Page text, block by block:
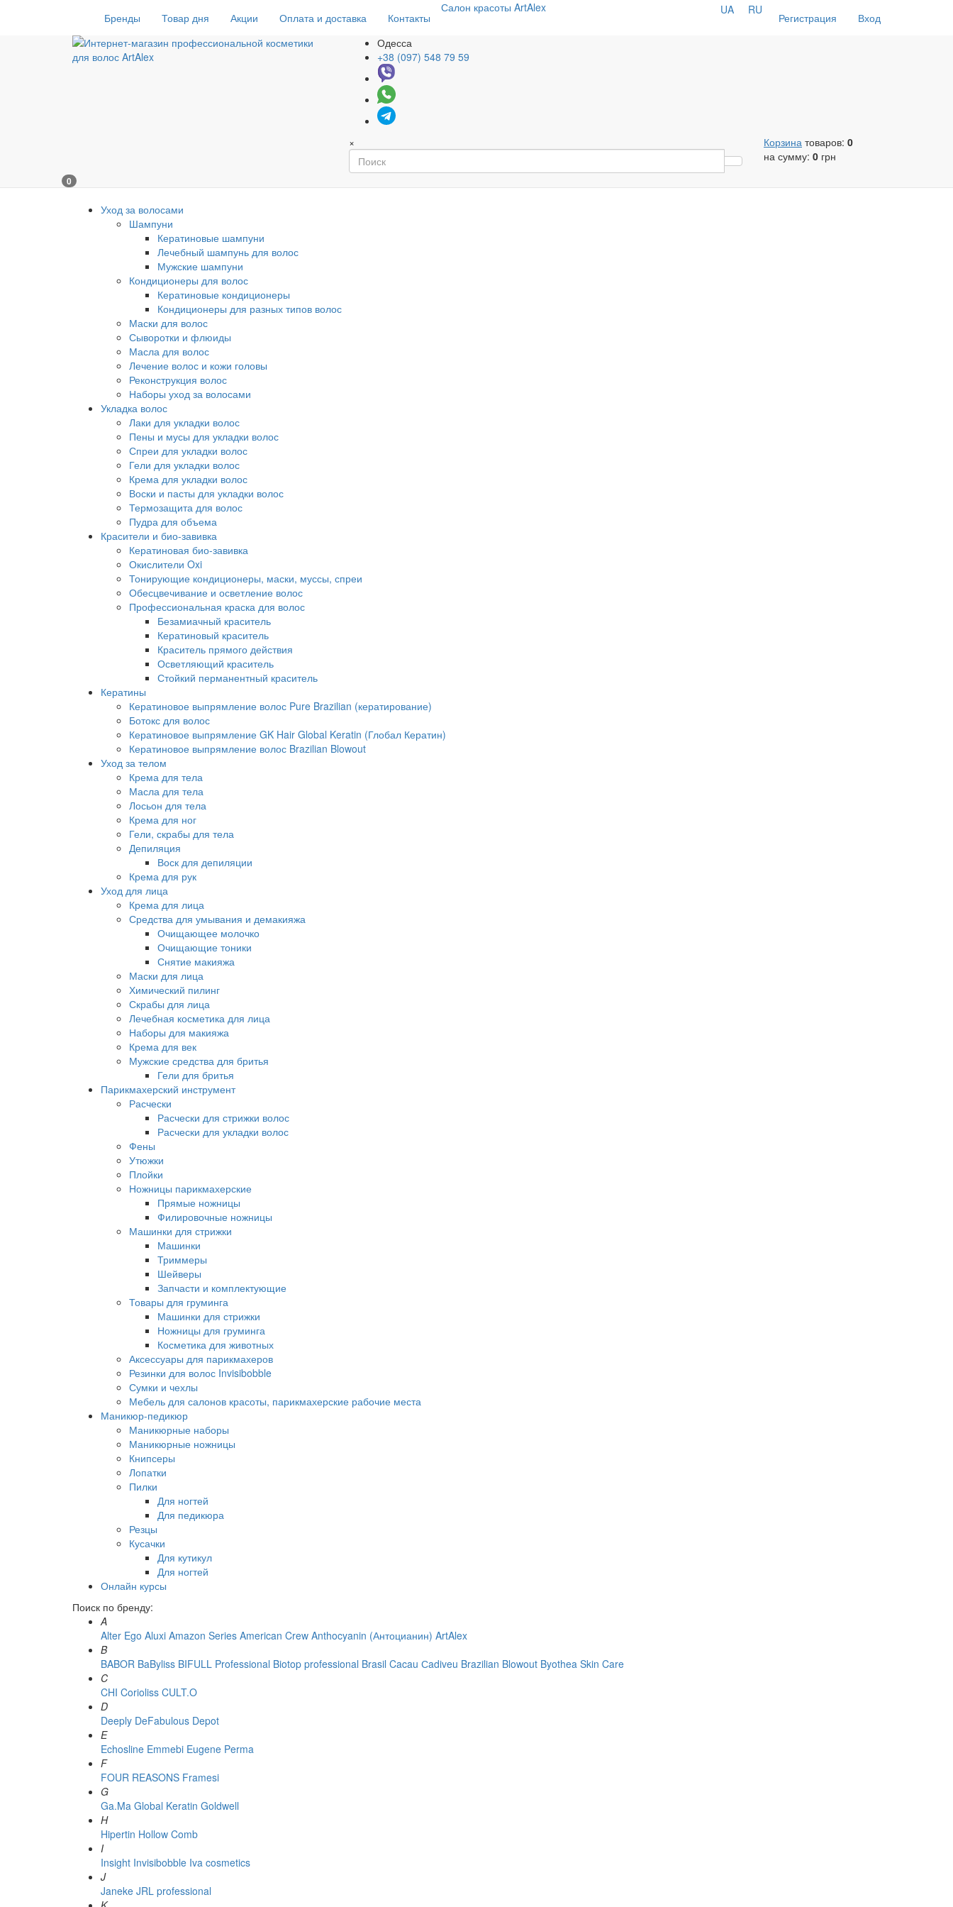
Бренды Товар дня Акции Оплата и доставка Контакты
Салон красоты ArtAlex
Регистрация Вход
UA RU
Одесса
+38 (097) 548 79 59
× Корзина товаров: 0
на сумму: 0 грн
0
Уход за волосами
Шампуни
Кератиновые шампуни
Лечебный шампунь для волос
Мужские шампуни
Кондиционеры для волос
Кератиновые кондиционеры
Кондиционеры для разных типов волос
Маски для волос
Сыворотки и флюиды
Масла для волос
Лечение волос и кожи головы
Реконструкция волос
Наборы уход за волосами
Укладка волос
Лаки для укладки волос
Пены и мусы для укладки волос
Спреи для укладки волос
Гели для укладки волос
Крема для укладки волос
Воски и пасты для укладки волос
Термозащита для волос
Пудра для объема
Красители и био-завивка
Кератиновая био-завивка
Окислители Oxi
Тонирующие кондиционеры, маски, муссы, спреи
Обесцвечивание и осветление волос
Профессиональная краска для волос
Безамиачный краситель
Кератиновый краситель
Краситель прямого действия
Осветляющий краситель
Стойкий перманентный краситель
Кератины
Кератиновое выпрямление волос Pure Brazilian (кератирование)
Ботокс для волос
Кератиновое выпрямление GK Hair Global Keratin (Глобал Кератин)
Кератиновое выпрямление волос Brazilian Blowout
Уход за телом
Крема для тела
Масла для тела
Лосьон для тела
Крема для ног
Гели, скрабы для тела
Депиляция
Воск для депиляции
Крема для рук
Уход для лица
Крема для лица
Средства для умывания и демакияжа
Очищающее молочко
Очищающие тоники
Снятие макияжа
Маски для лица
Химический пилинг
Скрабы для лица
Лечебная косметика для лица
Наборы для макияжа
Крема для век
Мужские средства для бритья
Гели для бритья
Парикмахерский инструмент
Расчески
Расчески для стрижки волос
Расчески для укладки волос
Фены
Утюжки
Плойки
Ножницы парикмахерские
Прямые ножницы
Филировочные ножницы
Машинки для стрижки
Машинки
Триммеры
Шейверы
Запчасти и комплектующие
Товары для груминга
Машинки для стрижки
Ножницы для груминга
Косметика для животных
Аксессуары для парикмахеров
Резинки для волос Invisibobble
Сумки и чехлы
Мебель для салонов красоты, парикмахерские рабочие места
Маникюр-педикюр
Маникюрные наборы
Маникюрные ножницы
Книпсеры
Лопатки
Пилки
Для ногтей
Для педикюра
Резцы
Кусачки
Для кутикул
Для ногтей
Онлайн курсы
Поиск по бренду:
A
Alter Ego Aluxi Amazon Series American Crew Anthocyanin (Антоцианин) ArtAlex
B
BABOR BaByliss BIFULL Professional Biotop professional Brasil Cacau Сadiveu Brazilian Blowout Byothea Skin Care
C
CHI Corioliss CULT.O
D
Deeply DeFabulous Depot
E
Echosline Emmebi Eugene Perma
F
FOUR REASONS Framesi
G
Ga.Ma Global Keratin Goldwell
H
Hipertin Hollow Comb
I
Insight Invisibobble Iva cosmetics
J
Janeke JRL professional